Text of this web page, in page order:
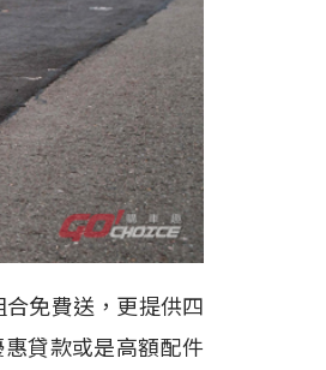
免費送，更提供四
貸款或是高額配件